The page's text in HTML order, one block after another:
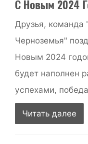
С Новым 2024
Друзья, команда
Черноземья"
Новым 2024
будет наполнен
успехами,
Читать далее